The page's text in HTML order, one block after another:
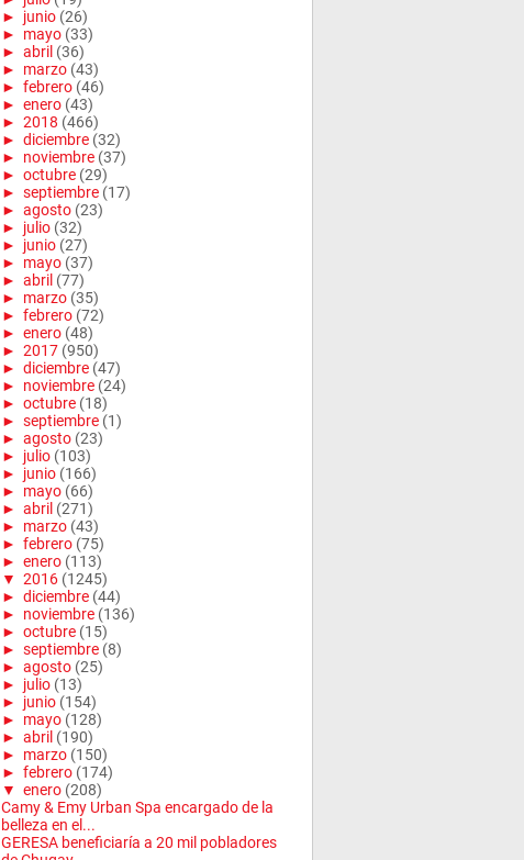
► junio (26)
► mayo (33)
► abril (36)
► marzo (43)
► febrero (46)
► enero (43)
► 2018 (466)
► diciembre (32)
► noviembre (37)
► octubre (29)
► septiembre (17)
► agosto (23)
► julio (32)
► junio (27)
► mayo (37)
► abril (77)
► marzo (35)
► febrero (72)
► enero (48)
► 2017 (950)
► diciembre (47)
► noviembre (24)
► octubre (18)
► septiembre (1)
► agosto (23)
► julio (103)
► junio (166)
► mayo (66)
► abril (271)
► marzo (43)
► febrero (75)
► enero (113)
▼ 2016 (1245)
► diciembre (44)
► noviembre (136)
► octubre (15)
► septiembre (8)
► agosto (25)
► julio (13)
► junio (154)
► mayo (128)
► abril (190)
► marzo (150)
► febrero (174)
▼ enero (208)
Camy & Emy Urban Spa encargado de la
belleza en el...
GERESA beneficiaría a 20 mil pobladores